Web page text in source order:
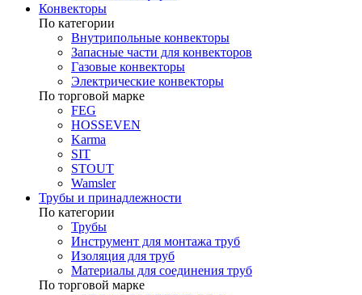
Конвекторы
По категории
Внутрипольные конвекторы
Запасные части для конвекторов
Газовые конвекторы
Электрические конвекторы
По торговой марке
FEG
HOSSEVEN
Karma
SIT
STOUT
Wamsler
Трубы и принадлежности
По категории
Трубы
Инструмент для монтажа труб
Изоляция для труб
Материалы для соединения труб
По торговой марке